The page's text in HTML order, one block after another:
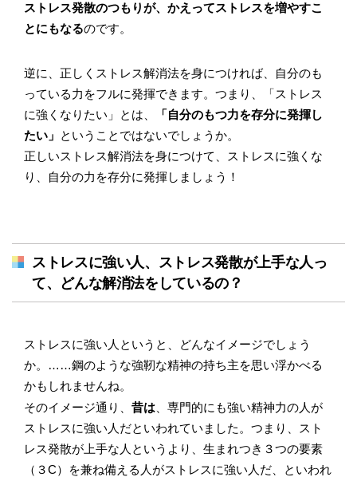
ストレス発散のつもりが、かえってストレスを増やすこ
とにもなるのです。
逆に、正しくストレス解消法を身につければ、自分のも
っている力をフルに発揮できます。つまり、「ストレス
に強くなりたい」とは、
「自分のもつ力を存分に発揮し
たい」 ということではないでしょうか。
正しいストレス解消法を身につけて、ストレスに強くな
り、自分の力を存分に発揮しましょう！
ストレスに強い人、ストレス発散が上手な人っ
て、どんな解消法をしているの？
ストレスに強い人というと、どんなイメージでしょう
か。……鋼のような強靭な精神の持ち主を思い浮かべる
かもしれませんね。
そのイメージ通り、 昔は 、専門的にも強い精神力の人が
ストレスに強い人だといわれていました。つまり、スト
レス発散が上手な人というより、生まれつき３つの要素
（３C）を兼ね備える人がストレスに強い人だ、といわれ